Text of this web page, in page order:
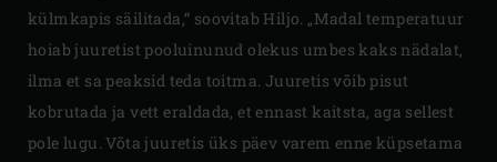
külmkapis säilitada,“ soovitab Hiljo. „Madal temperatuur
hoiab juuretist pooluinunud olekus umbes kaks nädalat,
ilma et sa peaksid teda toitma. Juuretis võib pisut
kobrutada ja vett eraldada, et ennast kaitsta, aga sellest
pole lugu. Võta juuretis üks päev varem enne küpsetama